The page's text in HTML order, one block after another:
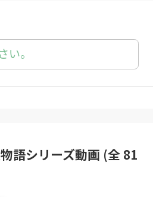
い。
語シリーズ動画 (全 81